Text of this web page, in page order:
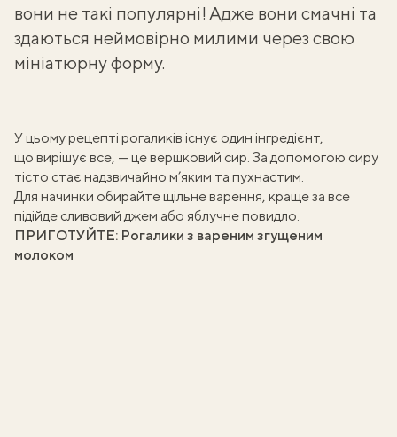
вони не такі популярні! Адже вони смачні та
здаються неймовірно милими через свою
мініатюрну форму.
У цьому рецепті рогаликів існує один інгредієнт,
що вирішує все, — цевершковий сир. За допомогою сиру
тісто стає надзвичайно м’яким та пухнастим.
Для начинки обирайте щільне варення, краще за все
підійде сливовий джем або яблучне повидло.
ПРИГОТУЙТЕ: Рогалики з вареним згущеним
молоком